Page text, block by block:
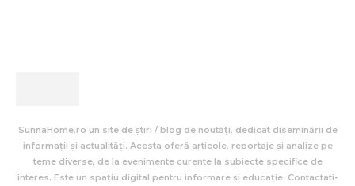
SunnaHome.ro un site de știri / blog de noutăți, dedicat diseminării de
informații și actualități. Acesta oferă articole, reportaje și analize pe
teme diverse, de la evenimente curente la subiecte specifice de
interes. Este un spațiu digital pentru informare și educație. Contactati-